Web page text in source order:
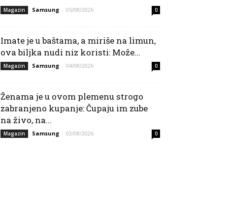
Magazin Samsung - 05/08/2026 0
Imate je u baštama, a miriše na limun,
ova biljka nudi niz koristi: Može...
Magazin Samsung - 04/08/2026 0
Ženama je u ovom plemenu strogo
zabranjeno kupanje: Čupaju im zube
na živo, na...
Magazin Samsung - 03/08/2026 0